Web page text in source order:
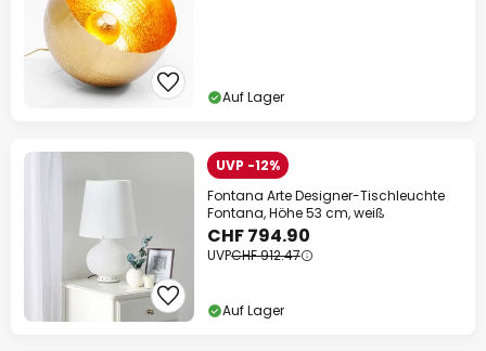
Auf Lager
UVP -12%
Fontana Arte Designer-Tischleuchte
Fontana, Höhe 53 cm, weiß
CHF 794.90
UVPCHF 912.47
Auf Lager